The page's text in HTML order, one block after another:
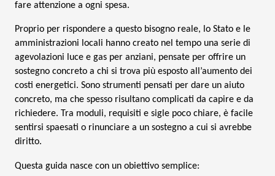
fare attenzione a ogni spesa.
Proprio per rispondere a questo bisogno reale, lo Stato e le
amministrazioni locali hanno creato nel tempo una serie di
agevolazioni luce e gas per anziani, pensate per offrire un
sostegno concreto a chi si trova più esposto all’aumento dei
costi energetici. Sono strumenti pensati per dare un aiuto
concreto, ma che spesso risultano complicati da capire e da
richiedere. Tra moduli, requisiti e sigle poco chiare, è facile
sentirsi spaesati o rinunciare a un sostegno a cui si avrebbe
diritto.
Questa guida nasce con un obiettivo semplice: